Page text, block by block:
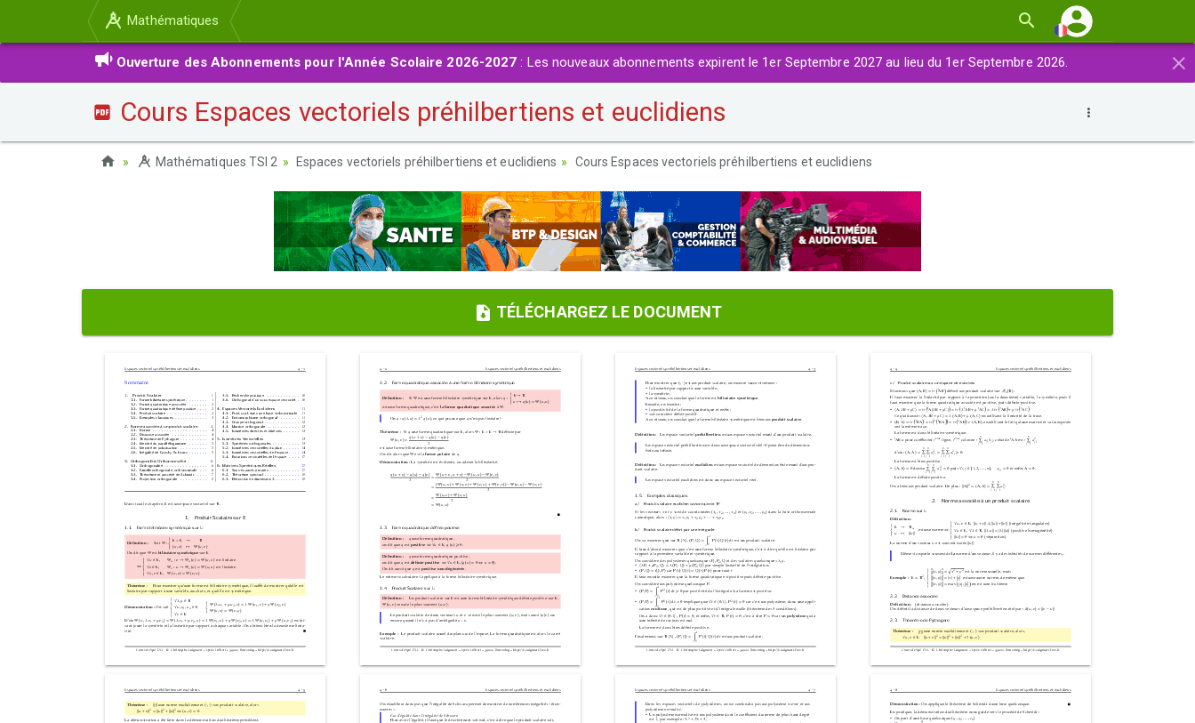
Mathématiques
×
Ouverture des Abonnements pour l'Année Scolaire 2026-2027 : Les nouveaux abonnements expirent le 1er Septembre 2027 au lieu du 1er Septembre 2026.
Cours Espaces vectoriels préhilbertiens et euclidiens
Mathématiques TSI 2 Espaces vectoriels préhilbertiens et euclidiens Cours Espaces vectoriels préhilbertiens et euclidiens
TÉLÉCHARGEZ LE DOCUMENT